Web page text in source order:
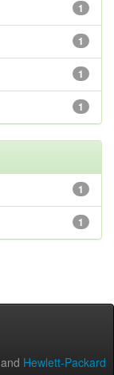
1
1
1
1
1
1
and Hewlett-Packard